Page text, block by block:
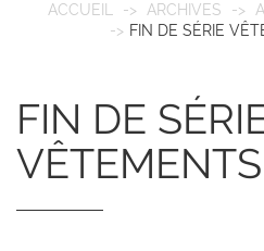
ACCUEIL ARCHIVES
FIN DE SÉRIE
FIN DE